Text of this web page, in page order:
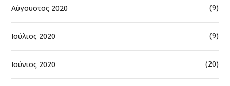
Αύγουστος 2020 (9)
Ιούλιος 2020 (9)
Ιούνιος 2020 (20)